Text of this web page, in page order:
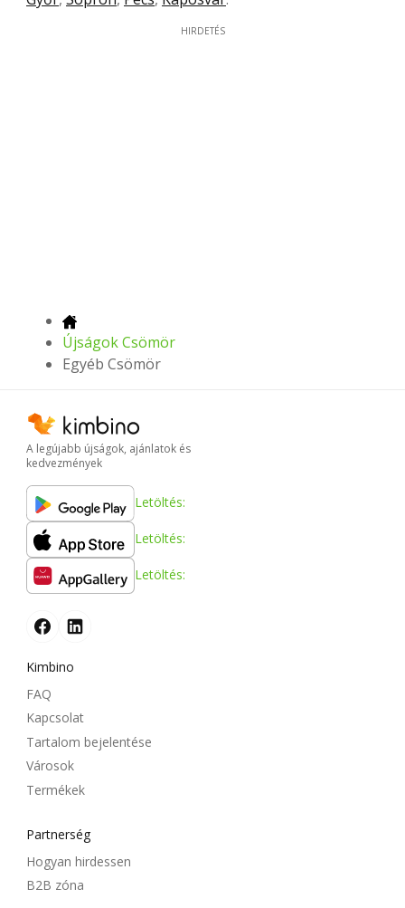
HIRDETÉS
Újságok Csömör
Egyéb Csömör
A legújabb újságok, ajánlatok és
kedvezmények
Letöltés:
Letöltés:
Letöltés:
Kimbino
FAQ
Kapcsolat
Tartalom bejelentése
Városok
Termékek
Partnerség
Hogyan hirdessen
B2B zóna